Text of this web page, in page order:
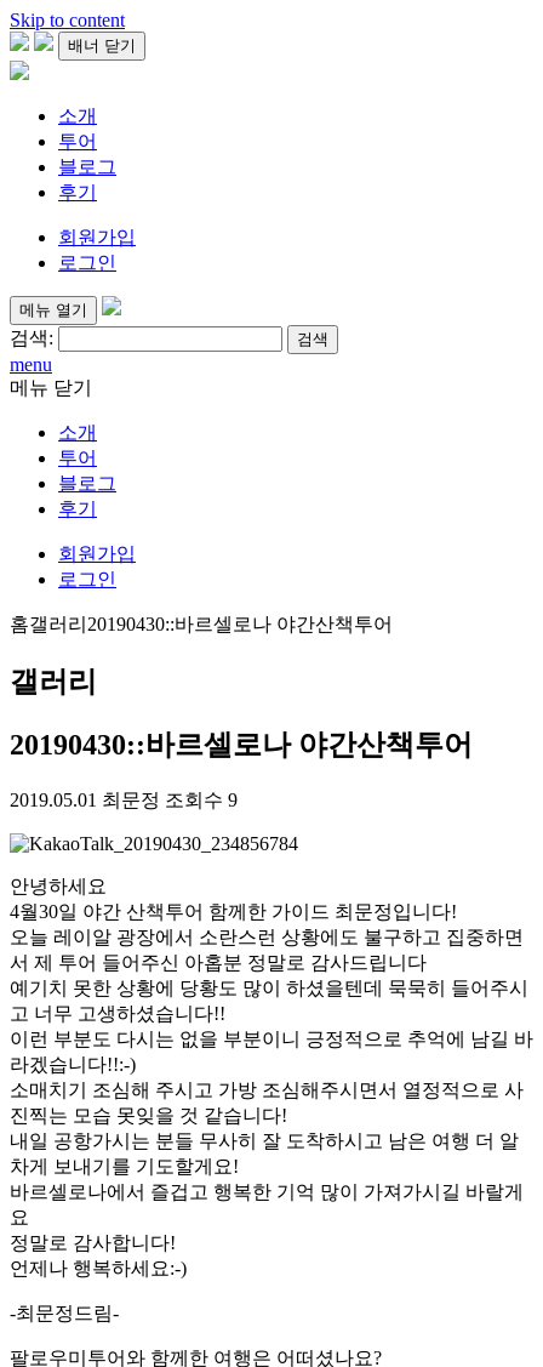
Skip to content
배너 닫기
소개
투어
블로그
후기
회원가입
로그인
메뉴 열기
검색:
menu
메뉴 닫기
소개
투어
블로그
후기
회원가입
로그인
홈갤러리 20190430::바르셀로나 야간산책투어
갤러리
20190430::바르셀로나 야간산책투어
2019.05.01 최문정 조회수 9
안녕하세요
4월30일 야간 산책투어 함께한 가이드 최문정입니다!
오늘 레이알 광장에서 소란스런 상황에도 불구하고 집중하면
서 제 투어 들어주신 아홉분 정말로 감사드립니다
예기치 못한 상황에 당황도 많이 하셨을텐데 묵묵히 들어주시
고 너무 고생하셨습니다!!
이런 부분도 다시는 없을 부분이니 긍정적으로 추억에 남길 바
라겠습니다!!:-)
소매치기 조심해 주시고 가방 조심해주시면서 열정적으로 사
진찍는 모습 못잊을 것 같습니다!
내일 공항가시는 분들 무사히 잘 도착하시고 남은 여행 더 알
차게 보내기를 기도할게요!
바르셀로나에서 즐겁고 행복한 기억 많이 가져가시길 바랄게
요
정말로 감사합니다!
언제나 행복하세요:-)
-최문정드림-
팔로우미투어와 함께한 여행은 어떠셨나요?